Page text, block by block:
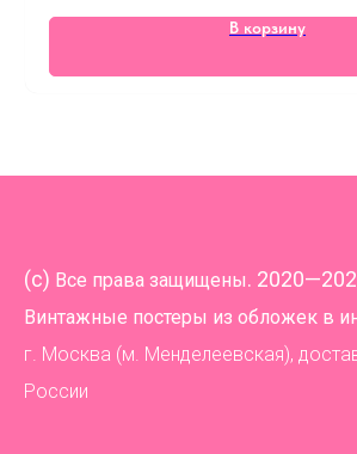
В корзину
(c) Все права защищены.
Винтажные постеры из обложек в
г. Москва (м. Менделеевская),
России